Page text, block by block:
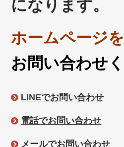
になります。
ホームページ
お問い合わせ
LINEでお問い合わせ
電話でお問い合わせ
メールでお問い合わせ